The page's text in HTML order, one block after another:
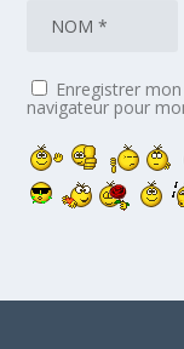
Enregistrer
navigateur pour